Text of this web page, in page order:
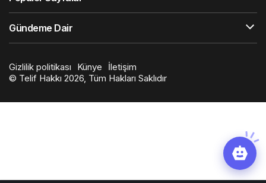
Gündeme Dair
Gizlilik politikası Künye
İletişim
© Telif Hakkı 2026, Tüm Hakları Saklıdır